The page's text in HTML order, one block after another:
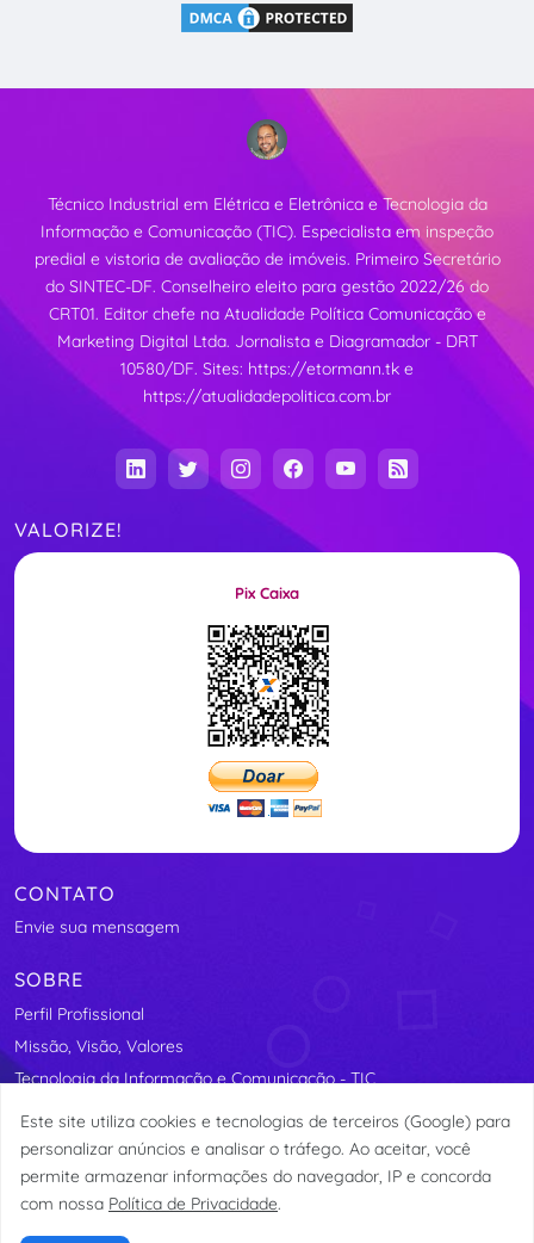
Técnico Industrial em Elétrica e Eletrônica e Tecnologia da
Informação e Comunicação (TIC). Especialista em inspeção
predial e vistoria de avaliação de imóveis. Primeiro Secretário
do SINTEC-DF. Conselheiro eleito para gestão 2022/26 do
CRT01. Editor chefe na Atualidade Política Comunicação e
Marketing Digital Ltda. Jornalista e Diagramador - DRT
10580/DF. Sites: https://etormann.tk e
https://atualidadepolitica.com.br
VALORIZE!
Pix Caixa
CONTATO
Envie sua mensagem
SOBRE
Perfil Profissional
Missão, Visão, Valores
Tecnologia da Informação e Comunicação - TIC
Segurança Elétrica
Assosindicos - Associação de Síndicos do Distrito Federal
Este site utiliza cookies e tecnologias de terceiros (Google) para
personalizar anúncios e analisar o tráfego. Ao aceitar, você
permite armazenar informações do navegador, IP e concorda
com nossa Política de Privacidade.